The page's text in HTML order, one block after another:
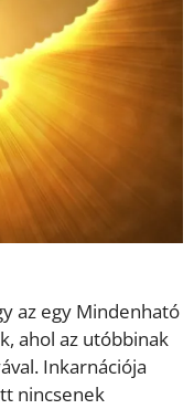
az egy Mindenható
ahol az utóbbinak
Inkarnációja
nincsenek